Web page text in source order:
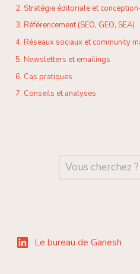
2. Stratégie éditoriale et
3. Référencement (SEO, GEO, SEA)
4. Réseaux sociaux et community
5. Newsletters et emailings
6. Cas pratiques
7. Conseils et analyses
Le bureau de Ganesh